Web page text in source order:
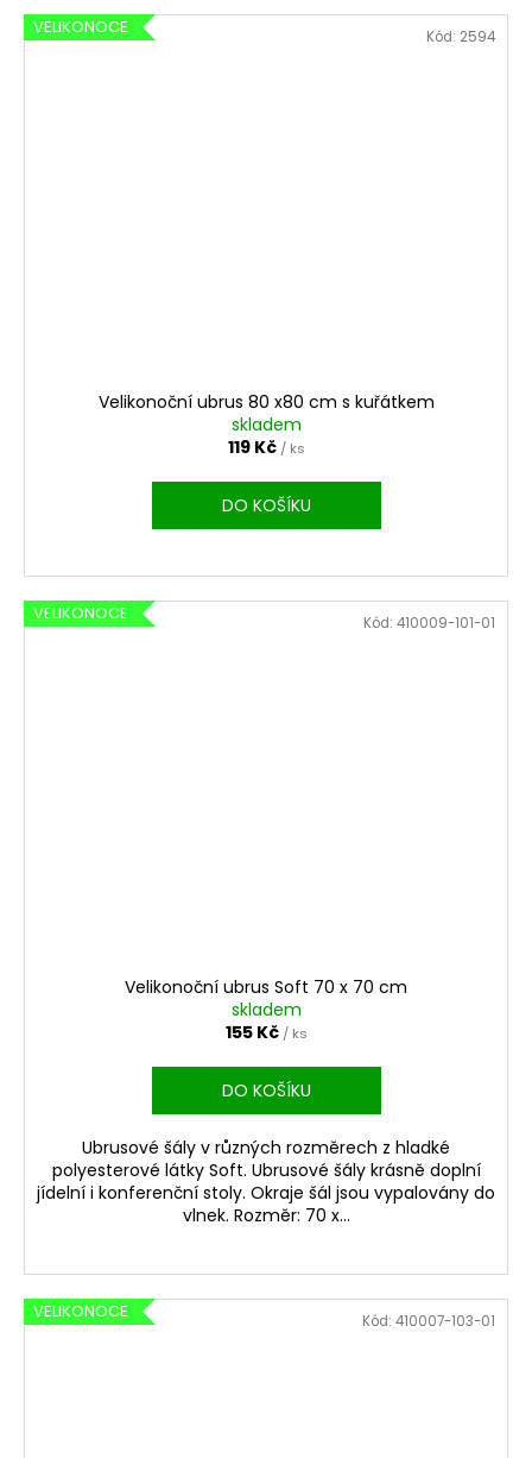
VELIKONOCE
Velikonoční ubrus 80 x80 cm s kuřátkem
skladem
119 Kč / ks
DO KOŠÍKU
Kód: 2594
VELIKONOCE
Velikonoční ubrus Soft 70 x 70 cm
skladem
155 Kč / ks
DO KOŠÍKU
Ubrusové šály v různých rozměrech z hladké
polyesterové látky Soft. Ubrusové šály krásně doplní
jídelní i konferenční stoly. Okraje šál jsou vypalovány do
vlnek. Rozměr: 70 x...
Kód: 410009-101-01
VELIKONOCE Kód: 410007-103-01